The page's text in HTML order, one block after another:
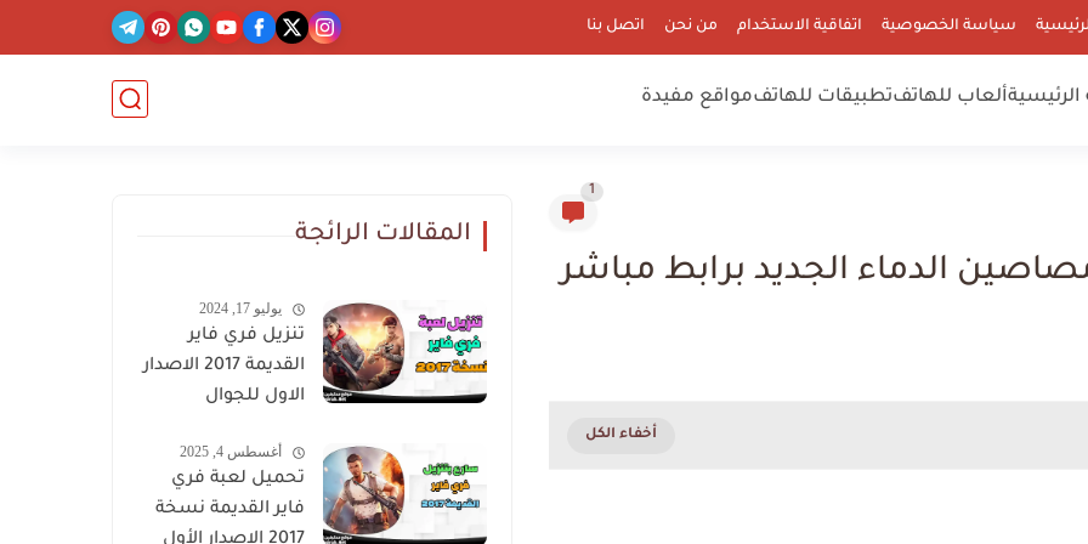
سياسة الخصوصية اتفاقية الاستخدام من نحن اتصل بنا
ألعاب للهاتفتطبيقات للهاتفمواقع مفيدة
1
المقالات الرائجة
يوليو 17, 2024
تنزيل فري فاير
القديمة 2017 الاصدار
الاول للجوال
أغسطس 4, 2025
تحميل لعبة فري
فاير القديمة نسخة